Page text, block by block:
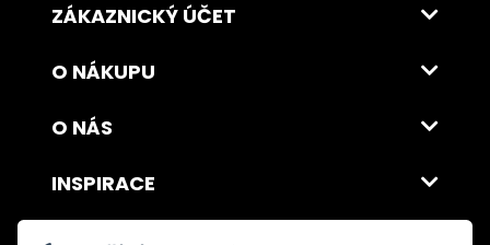
ZÁKAZNICKÝ ÚČET
O NÁKUPU
O NÁS
INSPIRACE
DOPRAVA A PLATBA